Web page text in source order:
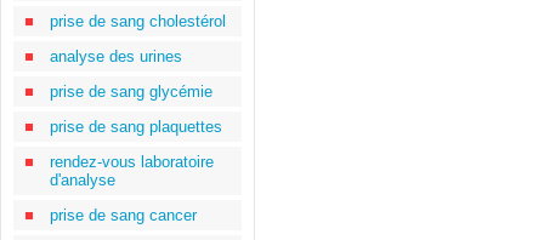
prise de sang cholestérol
analyse des urines
prise de sang glycémie
prise de sang plaquettes
rendez-vous laboratoire
d'analyse
prise de sang cancer